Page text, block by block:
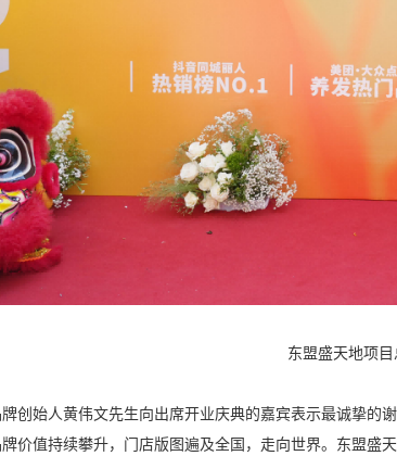
东盟盛天地项
创始人黄伟文先生向出席开业庆典的嘉宾表示最诚挚的
价值持续攀升，门店版图遍及全国，走向世界。东盟盛